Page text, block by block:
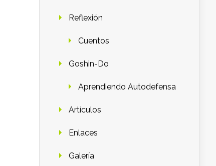
Reflexión
Cuentos
Goshin-Do
Aprendiendo Autodefensa
Artículos
Enlaces
Galería